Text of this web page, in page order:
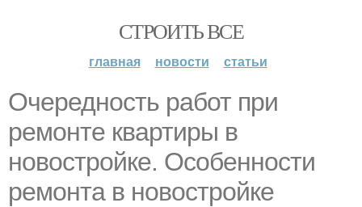
СТРОИТЬ ВСЕ
главная новости статьи
Очередность работ при
ремонте квартиры в
новостройке. Особенности
ремонта в новостройке